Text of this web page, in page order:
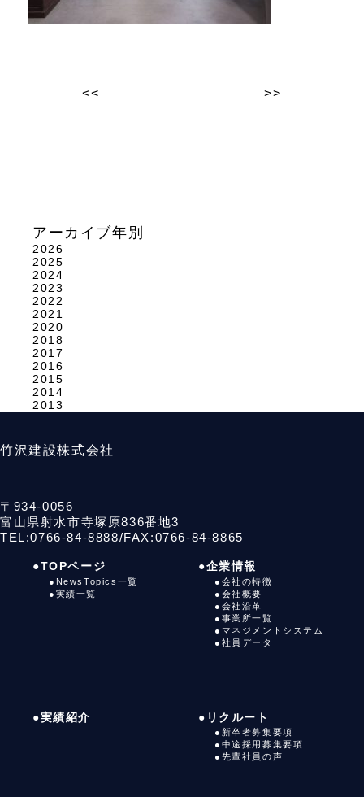
<< >>
アーカイブ年別
2026
2025
2024
2023
2022
2021
2020
2018
2017
2016
2015
2014
2013
竹沢建設株式会社
〒934-0056
富山県射水市寺塚原836番地3
TEL:0766-84-8888/FAX:0766-84-8865
●TOPページ
●NewsTopics一覧
●実績一覧
●企業情報
●会社の特徴
●会社概要
●会社沿革
●事業所一覧
●マネジメントシステム
●社員データ
●実績紹介 ●リクルート
●新卒者募集要項
●中途採用募集要項
●先輩社員の声